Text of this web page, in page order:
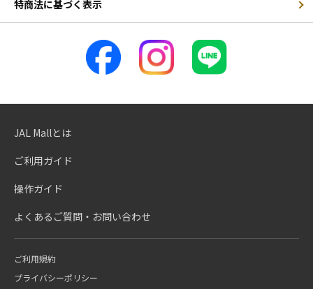
特商法に基づく表示
JAL Mallとは
ご利用ガイド
操作ガイド
よくあるご質問・お問い合わせ
ご利用規約
プライバシーポリシー